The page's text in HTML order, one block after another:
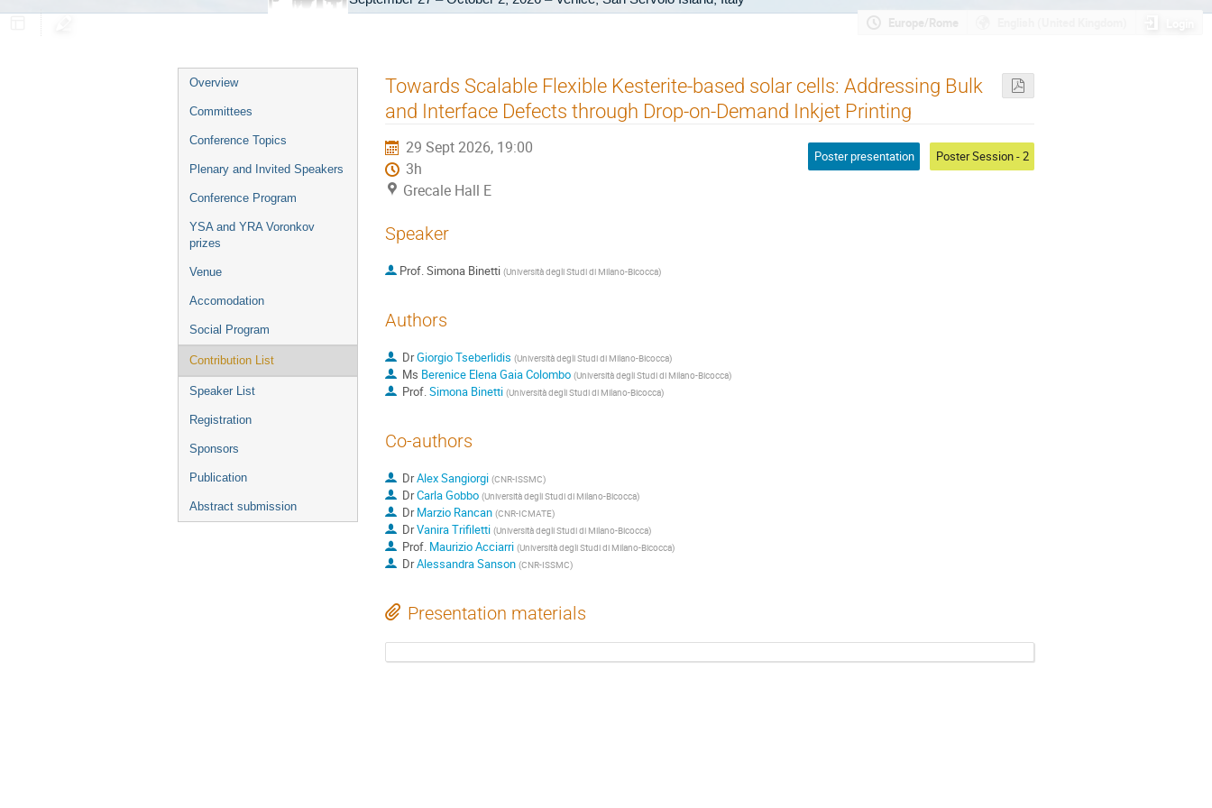
Event
menu
Overview
Committees
Conference Topics
Plenary and Invited Speakers
Conference Program
YSA and YRA Voronkov
prizes
Venue
Accomodation
Social Program
Contribution List
Speaker List
Registration
Sponsors
Publication
Abstract submission
Towards Scalable Flexible Kesterite-based solar cells: Addressing Bulk
and Interface Defects through Drop-on-Demand Inkjet Printing
29 Sept 2026, 19:00
3h
Grecale Hall E
Poster presentation Poster Session - 2
Speaker
Prof.Simona Binetti (Università degli Studi di Milano-Bicocca)
Authors
DrGiorgio Tseberlidis (Università degli Studi di Milano-Bicocca)
Ms Berenice Elena Gaia Colombo (Università degli Studi di Milano-Bicocca)
Prof.Simona Binetti (Università degli Studi di Milano-Bicocca)
Co-authors
DrAlex Sangiorgi (CNR-ISSMC)
DrCarla Gobbo (Università degli Studi di Milano-Bicocca)
DrMarzio Rancan (CNR-ICMATE)
DrVanira Trifiletti (Università degli Studi di Milano-Bicocca)
Prof. Maurizio Acciarri (Università degli Studi di Milano-Bicocca)
DrAlessandra Sanson (CNR-ISSMC)
Presentation materials